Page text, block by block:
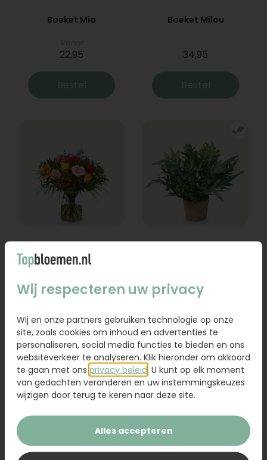
Boeket Mia
22,95
Bestel
Boeket Milou
34,95
Bestel
Wij respecteren uw privacy
Wij en onze partners gebruiken technologie op onze
site, zoals cookies om inhoud en advertenties te
personaliseren, social media functies te bieden en ons
websiteverkeer te analyseren. Klik hieronder om akkoord
te gaan met ons privacy beleid . U kunt op elk moment
van gedachten veranderen en uw instemmingskeuzes
wijzigen door terug te keren naar deze site.
Alles accepteren